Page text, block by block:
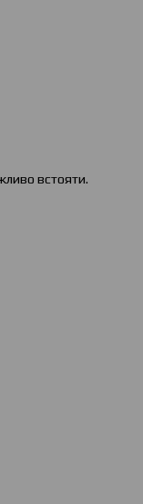
встояти.